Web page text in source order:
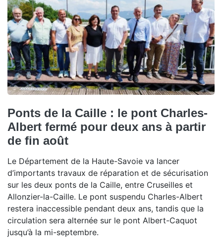
Ponts de la Caille : le pont Charles-
Albert fermé pour deux ans à partir
de fin août
Le Département de la Haute-Savoie va lancer
d’importants travaux de réparation et de sécurisation
sur les deux ponts de la Caille, entre Cruseilles et
Allonzier-la-Caille. Le pont suspendu Charles-Albert
restera inaccessible pendant deux ans, tandis que la
circulation sera alternée sur le pont Albert-Caquot
jusqu’à la mi-septembre.